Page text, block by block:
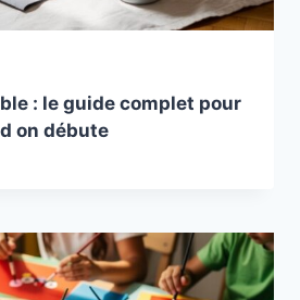
: le guide complet pour
on débute